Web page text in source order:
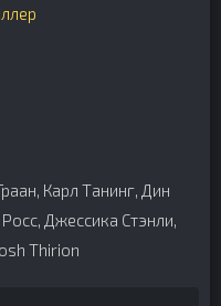
Карл Танинг, Дин
Джессика Стэнли,
Thirion